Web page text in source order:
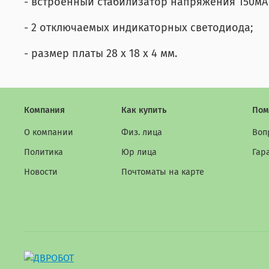
- 2 отключаемых индикаторных светодиода;
- размер платы 28 x 18 x 4 мм.
Компания
О компании
Политика
Новости
Как купить
Физ. лица
Юр лица
Почтоматы на карте